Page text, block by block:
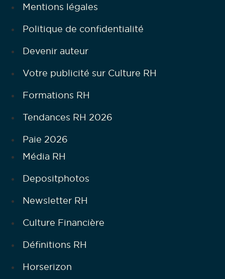
Mentions légales
Politique de confidentialité
Devenir auteur
Votre publicité sur Culture RH
Formations RH
Tendances RH 2026
Paie 2026
Média RH
Depositphotos
Newsletter RH
Culture Financière
Définitions RH
Horserizon